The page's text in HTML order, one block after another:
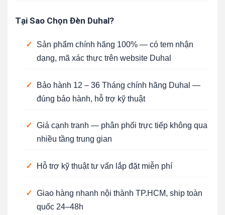
Tại Sao Chọn Đèn Duhal?
✓
Sản phẩm chính hãng 100% — có tem nhận
dạng, mã xác thực trên website Duhal
✓
Bảo hành 12 – 36 Tháng chính hãng Duhal —
đúng bảo hành, hỗ trợ kỹ thuật
✓ Giá cạnh tranh — phân phối trực tiếp không qua
nhiều tầng trung gian
✓ Hỗ trợ kỹ thuật tư vấn lắp đặt miễn phí
✓ Giao hàng nhanh nội thành TP.HCM, ship toàn
quốc 24–48h